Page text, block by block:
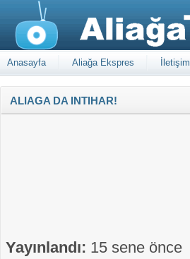
Anasayfa Aliağa Ekspres İletişim
ALIAGA DA INTIHAR!
Yayınlandı: 15 sene önce